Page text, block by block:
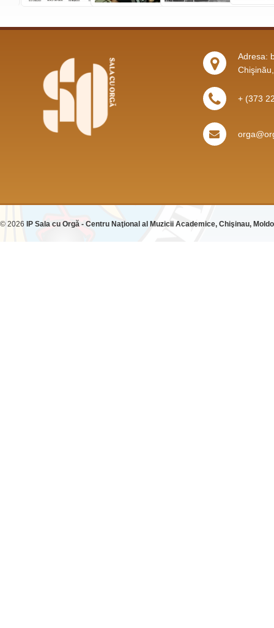
Adresa:
+ (373
© 2026 IP Sala cu Orgă - Centru Naţional al Muzicii Academice, Chişinau,